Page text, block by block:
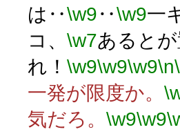
は‥\w9‥\w9一
コ、 \w7あると
れ！ \w9\w9\w9\n
一発が限度か。
気だろ。 \w9\w9